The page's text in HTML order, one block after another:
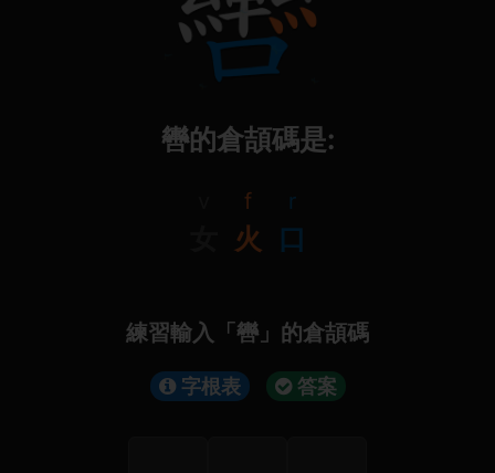
轡的倉頡碼是:
f
火
r
口
練習輸入「轡」的倉頡碼
字根表 答案